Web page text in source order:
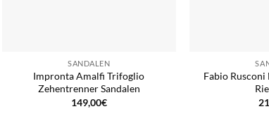
SANDALEN
Impronta Amalfi Trifoglio
Zehentrenner Sandalen
149,00€
Fabio Rusconi